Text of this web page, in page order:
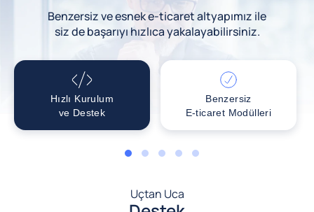
Benzersiz ve esnek e-ticaret altyapımız ile
siz de başarıyı hızlıca yakalayabilirsiniz.
Hızlı Kurulum
ve Destek
Benzersiz
E-ticaret Modülleri
1 2 3 4 5
Uçtan Uca